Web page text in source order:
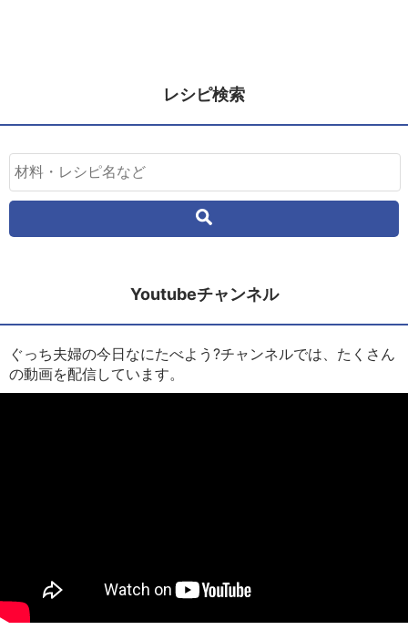
レシピ検索
Youtubeチャンネル
ぐっち夫婦の今日なにたべよう?チャンネルでは、たくさん
の動画を配信しています。